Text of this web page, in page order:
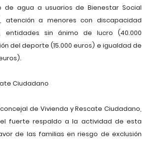
de agua a usuarios de Bienestar Social
atención a menores con discapacidad
entidades sin ánimo de lucro (40.000
del deporte (15.000 euros) e igualdad de
Ciudadano
de Vivienda y Rescate Ciudadano,
fuerte respaldo a la actividad de esta
de las familias en riesgo de exclusión